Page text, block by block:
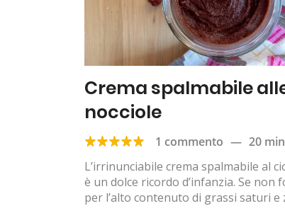
Crema spalmabile
nocciole
1 commento — 20
L’irrinunciabile crema spalmabile al
è un dolce ricordo d’infanzia. Se non
per l’alto contenuto di grassi saturi e